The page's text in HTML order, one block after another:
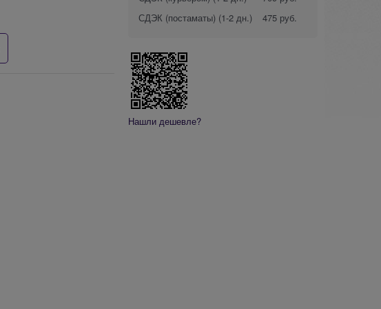
СДЭК (постаматы) (1-2 дн.) 475 руб.
Нашли дешевле?